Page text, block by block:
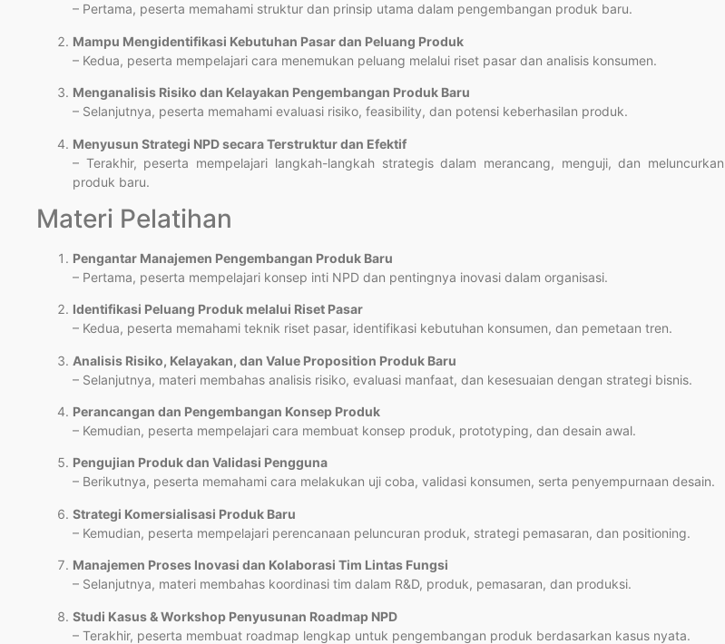
– Pertama, peserta memahami struktur dan prinsip utama dalam pengembangan produk baru.
Mampu Mengidentifikasi Kebutuhan Pasar dan Peluang Produk
– Kedua, peserta mempelajari cara menemukan peluang melalui riset pasar dan analisis konsumen.
Menganalisis Risiko dan Kelayakan Pengembangan Produk Baru
– Selanjutnya, peserta memahami evaluasi risiko, feasibility, dan potensi keberhasilan produk.
Menyusun Strategi NPD secara Terstruktur dan Efektif
– Terakhir, peserta mempelajari langkah-langkah strategis dalam merancang, menguji, dan meluncurkan
produk baru.
Materi Pelatihan
Pengantar Manajemen Pengembangan Produk Baru
– Pertama, peserta mempelajari konsep inti NPD dan pentingnya inovasi dalam organisasi.
Identifikasi Peluang Produk melalui Riset Pasar
– Kedua, peserta memahami teknik riset pasar, identifikasi kebutuhan konsumen, dan pemetaan tren.
Analisis Risiko, Kelayakan, dan Value Proposition Produk Baru
– Selanjutnya, materi membahas analisis risiko, evaluasi manfaat, dan kesesuaian dengan strategi bisnis.
Perancangan dan Pengembangan Konsep Produk
– Kemudian, peserta mempelajari cara membuat konsep produk, prototyping, dan desain awal.
Pengujian Produk dan Validasi Pengguna
– Berikutnya, peserta memahami cara melakukan uji coba, validasi konsumen, serta penyempurnaan desain.
Strategi Komersialisasi Produk Baru
– Kemudian, peserta mempelajari perencanaan peluncuran produk, strategi pemasaran, dan positioning.
Manajemen Proses Inovasi dan Kolaborasi Tim Lintas Fungsi
– Selanjutnya, materi membahas koordinasi tim dalam R&D, produk, pemasaran, dan produksi.
Studi Kasus & Workshop Penyusunan Roadmap NPD
– Terakhir, peserta membuat roadmap lengkap untuk pengembangan produk berdasarkan kasus nyata.